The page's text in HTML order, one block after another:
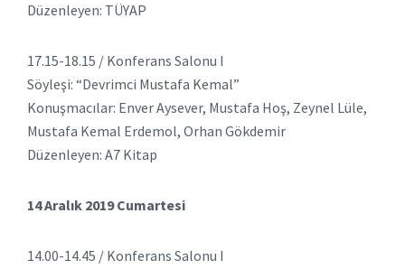
Düzenleyen: TÜYAP
17.15-18.15 / Konferans Salonu I
Söyleşi: “Devrimci Mustafa Kemal”
Konuşmacılar: Enver Aysever, Mustafa Hoş, Zeynel Lüle,
Mustafa Kemal Erdemol, Orhan Gökdemir
Düzenleyen: A7 Kitap
14 Aralık 2019 Cumartesi
14.00-14.45 / Konferans Salonu I